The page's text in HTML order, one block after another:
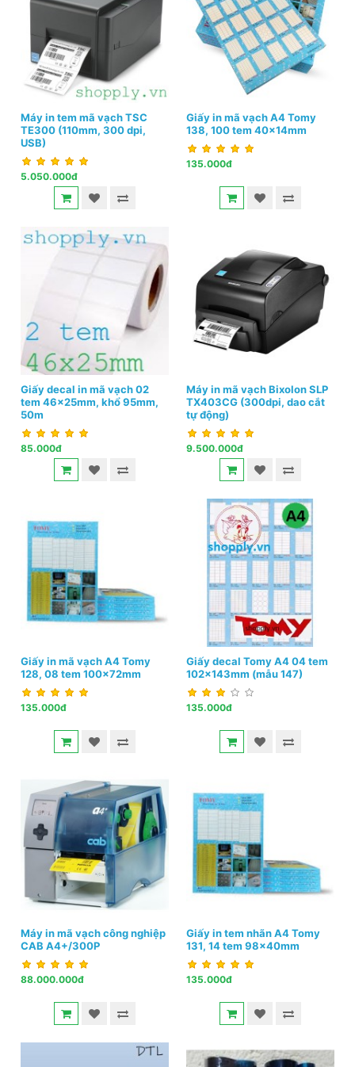
Máy in tem mã vạch TSC
TE300 (110mm, 300 dpi,
USB)
5.050.000đ
Giấy in mã vạch A4 Tomy
138, 100 tem 40x14mm
135.000đ
Giấy decal in mã vạch 02
tem 46x25mm, khổ 95mm,
50m
85.000đ
Máy in mã vạch Bixolon SLP
TX403CG (300dpi, dao cắt
tự động)
9.500.000đ
Giấy in mã vạch A4 Tomy
128, 08 tem 100x72mm
135.000đ
Giấy decal Tomy A4 04 tem
102x143mm (mẫu 147)
135.000đ
Máy in mã vạch công nghiệp
CAB A4+/300P
88.000.000đ
Giấy in tem nhãn A4 Tomy
131, 14 tem 98x40mm
135.000đ